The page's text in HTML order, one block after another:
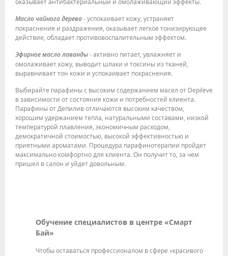
оказывает антибактериальный и омолаживающий эффекты.
Масло чайного дерева- успокаивает кожу, устраняет
покраснения и раздражения, оказывает легкое тонизирующее
действие, обладает противовоспалительным эффектом.
Эфирное масло лаванды- активно питает, увлажняет и
омолаживает кожу, выводит шлаки и токсины из тканей,
выравнивает тон кожи и успокаивает покраснения.
Выбирайте парафины с высоким содержанием масел от Depileve
в зависимости от состояния кожи и потребностей клиента.
Парафины от Депилив отличаются высоким качеством,
хорошим удержанием тепла, натуральными составами, низкой
температурой плавления, экономичным расходом,
демократичной стоимостью, высокой эффективностью и
приятными ароматами. Процедура парафинотерапии пройдет
максимально комфортно для клиента. Он получит то, за чем
пришел в салон и уйдет довольным.
Обучение специалистов в центре «Смарт
Бай»
Чтобы оставаться профессионалом в сфере «красивого